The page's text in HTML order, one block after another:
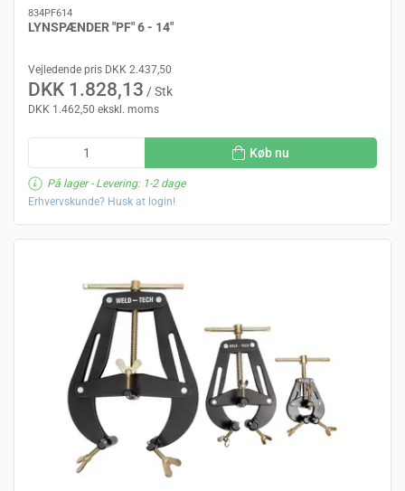
834PF614
LYNSPÆNDER "PF" 6 - 14"
Vejledende pris DKK 2.437,50
DKK 1.828,13 / Stk
DKK 1.462,50 ekskl. moms
Køb nu
På lager- Levering: 1-2 dage
Erhvervskunde? Husk at login!